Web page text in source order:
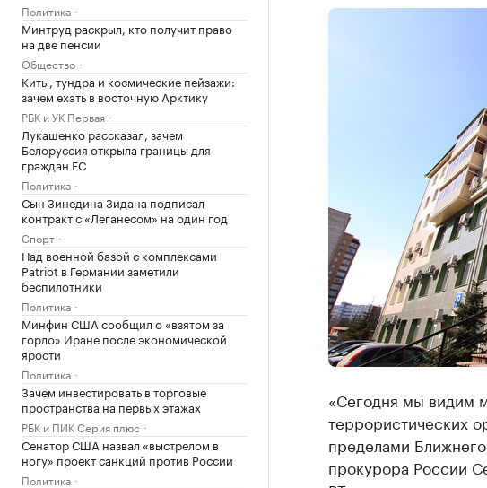
Политика
Минтруд раскрыл, кто получит право
на две пенсии
Общество
Киты, тундра и космические пейзажи:
зачем ехать в восточную Арктику
РБК и УК Первая
Лукашенко рассказал, зачем
Белоруссия открыла границы для
граждан ЕС
Политика
Сын Зинедина Зидана подписал
контракт с «Леганесом» на один год
Спорт
Над военной базой с комплексами
Patriot в Германии заметили
беспилотники
Политика
Минфин США сообщил о «взятом за
горло» Иране после экономической
ярости
Политика
Зачем инвестировать в торговые
пространства на первых этажах
РБК и ПИК Серия плюс
Сенатор США назвал «выстрелом в
ногу» проект санкций против России
Политика
«Сегодня мы видим
террористических
пределами Ближнего
прокурора России